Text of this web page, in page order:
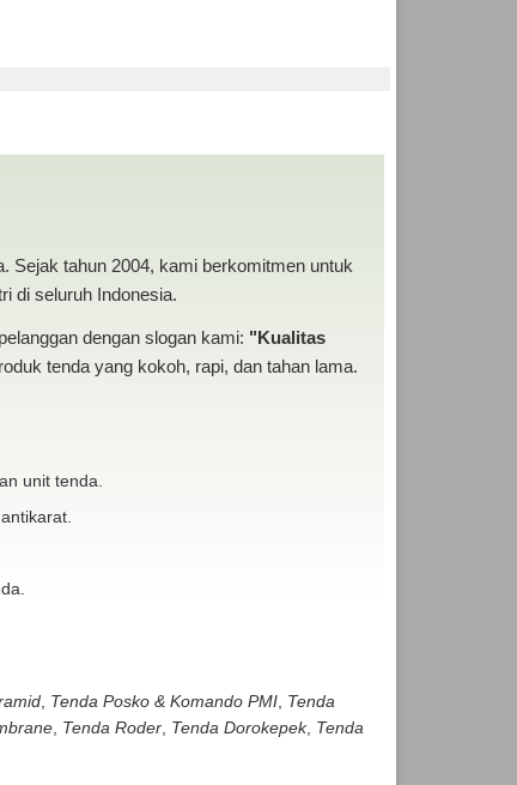
Sejak tahun 2004, kami berkomitmen untuk
di seluruh Indonesia.
dengan slogan kami: "Kualitas
tenda yang kokoh, rapi, dan tahan lama.
unit tenda.
, Tenda Posko & Komando PMI, Tenda
, Tenda Roder, Tenda Dorokepek, Tenda